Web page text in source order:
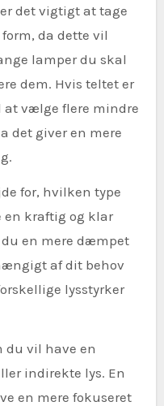
det vigtigt at tage
da dette vil
lamper du skal
dem. Hvis teltet er
at vælge flere mindre
det giver en mere
for, hvilken type
en kraftig og klar
en mere dæmpet
af dit behov
lysstyrker
du vil have en
indirekte lys. En
en mere fokuseret